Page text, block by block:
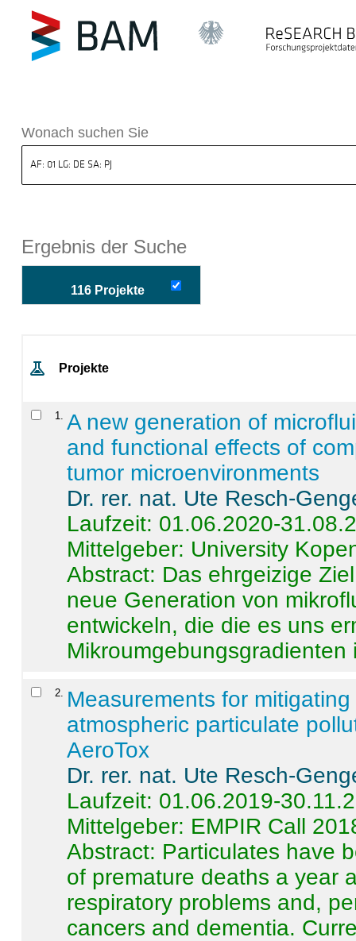
BAM
Wonach suchen Sie
Ergebnis der Suche
116 Projekte
Projekte
1
A new generation of
and functional effects of
tumor microenvironments
Dr. rer. nat. Ute Resch-
Laufzeit: 01.06.2020-
Mittelgeber: University
Abstract: Das ehrgeizige
neue Generation von
entwickeln, die die es uns
Mikroumgebungsgradienten
2
Measurements for
atmospheric particulate
AeroTox
Dr. rer. nat. Ute Resch-
Laufzeit: 01.06.2019-
Mittelgeber: EMPIR Call
Abstract: Particulates have
of premature deaths a year
respiratory problems and,
cancers and dementia.